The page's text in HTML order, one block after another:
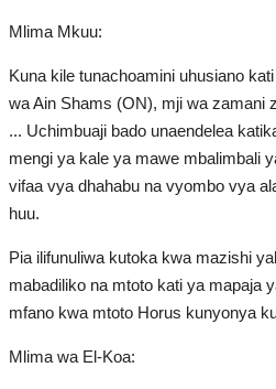
Mlima Mkuu:
Kuna kile tunachoamini uhusiano
wa Ain Shams (ON), mji wa zamani
... Uchimbuaji bado unaendelea
mengi ya kale ya mawe mbalimbali
vifaa vya dhahabu na vyombo vya
huu.
Pia ilifunuliwa kutoka kwa mazishi
mabadiliko na mtoto kati ya mapaja
mfano kwa mtoto Horus kunyonya
Mlima wa El-Koa: